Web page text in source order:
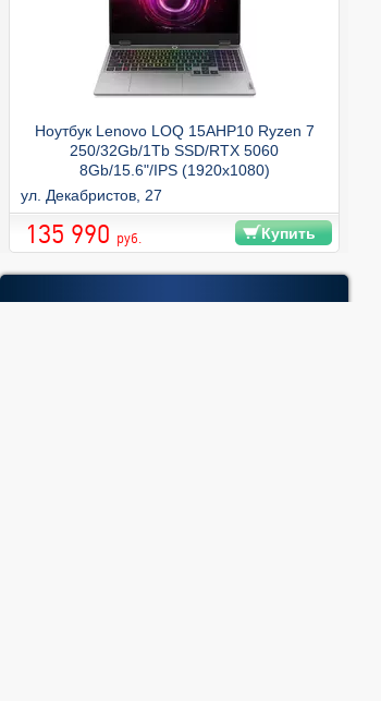
Ноутбук Lenovo LOQ 15AHP10 Ryzen 7
250/32Gb/1Tb SSD/RTX 5060
8Gb/15.6"/IPS (1920x1080)
144Hz/WiFi/BT/DOS/Luna Grey
ул. Декабристов, 27
135 990 руб. Купить